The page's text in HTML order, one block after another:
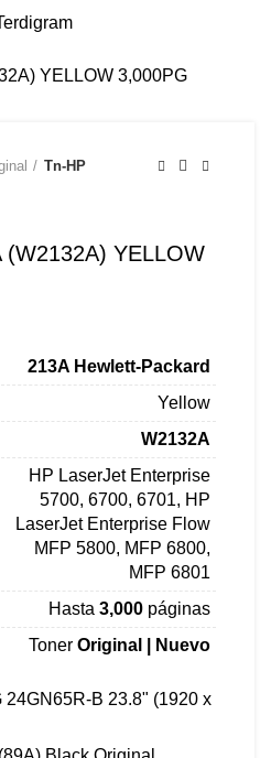
Tn-HP
(W2132A) YELLOW
213A Hewlett-Packard
Yellow
W2132A
HP LaserJet Enterprise
5700, 6700, 6701, HP
LaserJet Enterprise Flow
MFP 5800, MFP 6800,
MFP 6801
Hasta 3,000 páginas
Toner Original | Nuevo